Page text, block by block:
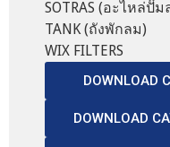
SOTRAS (อะไหล่ปั๊ม
TANK (ถังพักลม)
WIX FILTERS
DOWNLOAD
DOWNLOAD